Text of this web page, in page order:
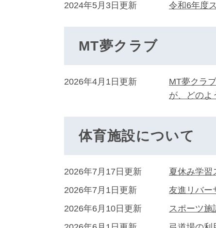
2024年5月3日更新
令和6年度
MT夢クラブ
2026年4月1日更新
MT夢クラ
が、どのよ
体育施設について
2026年7月17日更新
夏休み学習
2026年7月1日更新
友進リバー
2026年6月10日更新
スポーツ施